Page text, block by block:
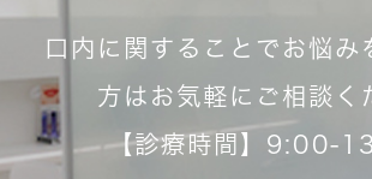
口内に関することでお悩み
方はお気軽にご相談く
【診療時間】9:00-